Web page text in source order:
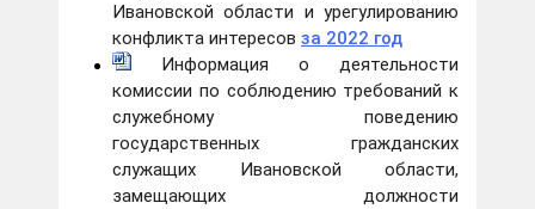
Ивановской области и урегулированию
конфликта интересов за 2022 год
Информация о деятельности
комиссии по соблюдению требований к
служебному поведению
государственных гражданских
служащих Ивановской области,
замещающих должности